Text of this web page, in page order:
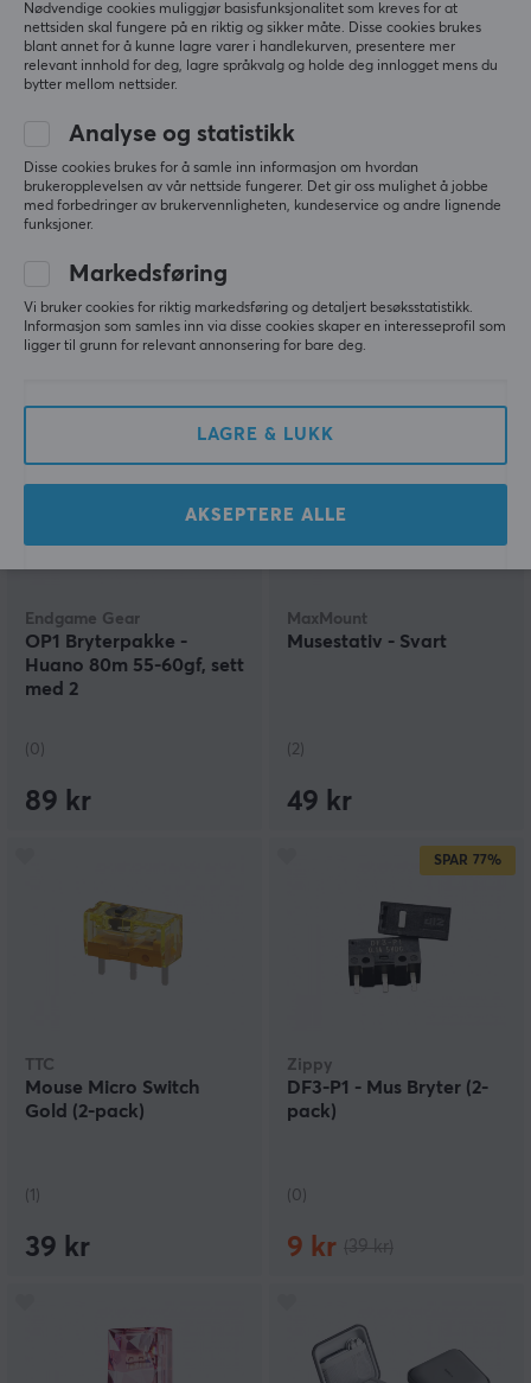
Endgame Gear
OP1 Universal Switch
Pack - 2x Switch PCBer +
(1)
259 kr
MaxMount
Finger Trainer i silikon -
(11)
49 kr
Endgame Gear
OP1 Bryterpakke -
Huano 80m 55-60gf, sett
med 2
(0)
89 kr
MaxMount
Musestativ - Svart
(2)
49 kr
TTC
Mouse Micro Switch
Gold (2-pack)
(1)
39 kr
SPAR 77%
Zippy
DF3-P1 - Mus Bryter (2-
pack)
(0)
9 kr
Nødvendige cookies muliggjør basisfunksjonalitet som kreves for at
nettsiden skal fungere på en riktig og sikker måte. Disse cookies brukes
blant annet for å kunne lagre varer i handlekurven, presentere mer
relevant innhold for deg, lagre språkvalg og holde deg innlogget mens du
bytter mellom nettsider.
Analyse og statistikk
Disse cookies brukes for å samle inn informasjon om hvordan
brukeropplevelsen av vår nettside fungerer. Det gir oss mulighet å jobbe
med forbedringer av brukervennligheten, kundeservice og andre lignende
funksjoner.
Markedsføring
Vi bruker cookies for riktig markedsføring og detaljert besøksstatistikk.
Informasjon som samles inn via disse cookies skaper en interesseprofil som
ligger til grunn for relevant annonsering for bare deg.
LAGRE & LUKK
AKSEPTERE ALLE